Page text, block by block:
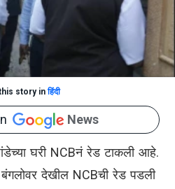
story inहिंदी
News
घरी NCBनं रेड टाकली आहे.
देखील NCBची रेड पडली